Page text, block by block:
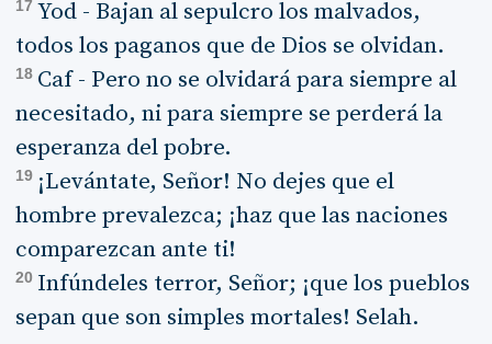
17 Yod - Bajan al sepulcro los malvados,
todos los paganos que de Dios se olvidan.
18 Caf - Pero no se olvidará para siempre al
necesitado, ni para siempre se perderá la
esperanza del pobre.
19 ¡Levántate, Señor! No dejes que el
hombre prevalezca; ¡haz que las naciones
comparezcan ante ti!
20 Infúndeles terror, Señor; ¡que los pueblos
sepan que son simples mortales! Selah.